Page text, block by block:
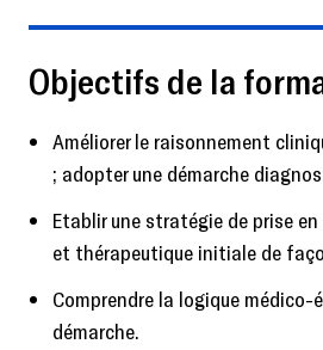
Objectifs de la
Améliorer le raisonnement
; adopter une démarche
Etablir une stratégie de prise
et thérapeutique initiale de
Comprendre la logique médico-
démarche.